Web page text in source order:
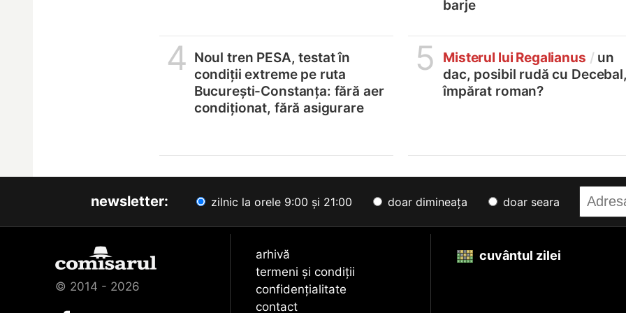
barje
4 Noul tren PESA, testat în
condiții extreme pe ruta
București-Constanța: fără aer
condiționat, fără asigurare
5 Misterul lui Regalianus / un
dac, posibil rudă cu
împărat roman?
newsletter: zilnic la orele 9:00 și 21:00 doar dimineața doar seara
© 2014 - 2026
arhivă
termeni și condiții
confidențialitate
contact
cuvântul zilei